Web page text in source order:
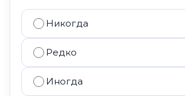
Никогда
Редко
Иногда